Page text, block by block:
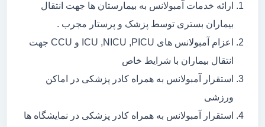
ارائه خدمات آمبولانس به بیمارستان ها جهت انتقال
بیماران بستری توسط پزشک و پرستار مجرب .
اعزام آمبولانس های ICU ,NICU ,PICU و CCU جهت
انتقال بیماران با شرایط خاص
استقرار آمبولانس به همراه کادر پزشکی در اماکن
ورزشی
استقرار آمبولانس به همراه کادر پزشکی در نمایشگاه ها